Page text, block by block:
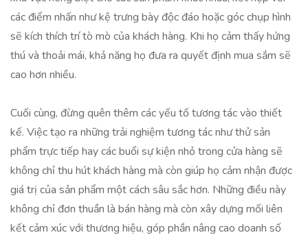
các điểm nhấn như kệ trưng bày độc đáo hoặc góc chụp hình
sẽ kích thích trí tò mò của khách hàng. Khi họ cảm thấy hứng
thú và thoải mái, khả năng họ đưa ra quyết định mua sắm sẽ
cao hơn nhiều.
Cuối cùng, đừng quên thêm các yếu tố tương tác vào thiết
kế. Việc tạo ra những trải nghiệm tương tác như thử sản
phẩm trực tiếp hay các buổi sự kiện nhỏ trong cửa hàng sẽ
không chỉ thu hút khách hàng mà còn giúp họ cảm nhận được
giá trị của sản phẩm một cách sâu sắc hơn. Những điều này
không chỉ đơn thuần là bán hàng mà còn xây dựng mối liên
kết cảm xúc với thương hiệu, góp phần nâng cao doanh số